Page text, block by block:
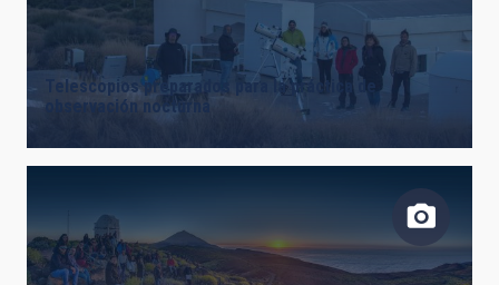
Telescopios preparados para la práctica de
observación nocturna